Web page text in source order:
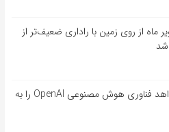
ماه از روی زمین با راداری ضعیف‌تر از
شد
مایکروسافت می‌خواهد فناوری هوش مصنوعی OpenAI را به